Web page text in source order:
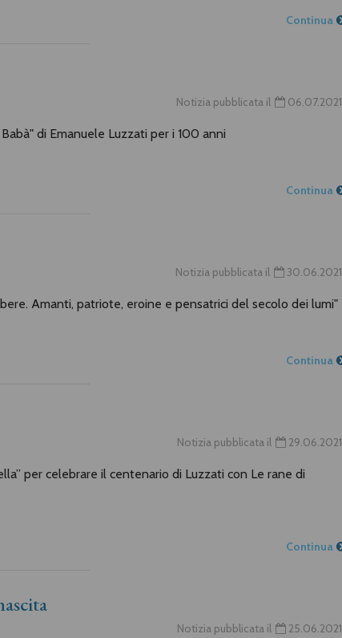
Continua
Notizia pubblicata il 06.07.2021
di Emanuele Luzzati per i 100 anni
Continua
Notizia pubblicata il 30.06.2021
Amanti, patriote, eroine e pensatrici del secolo dei lumi"
Continua
Notizia pubblicata il 29.06.2021
per celebrare il centenario di Luzzati con Le rane di
Continua
Notizia pubblicata il 25.06.2021